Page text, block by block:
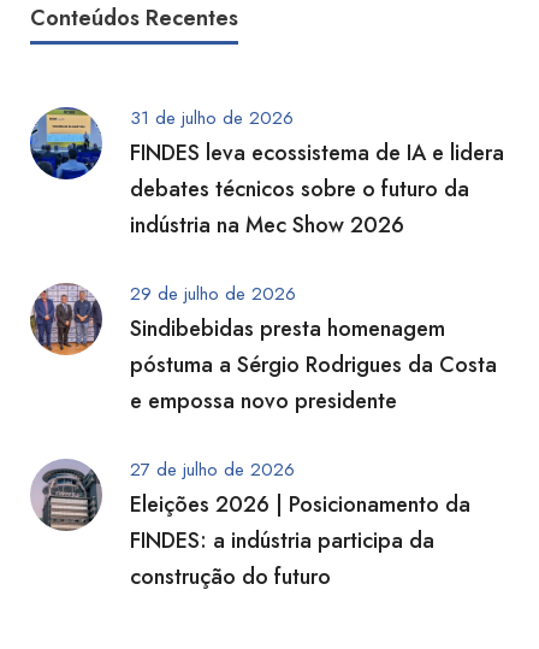
Conteúdos Recentes
31 de julho de 2026
FINDES leva ecossistema de IA e lidera
debates técnicos sobre o futuro da
indústria na Mec Show 2026
29 de julho de 2026
Sindibebidas presta homenagem
póstuma a Sérgio Rodrigues da Costa
e empossa novo presidente
27 de julho de 2026
Eleições 2026 | Posicionamento da
FINDES: a indústria participa da
construção do futuro